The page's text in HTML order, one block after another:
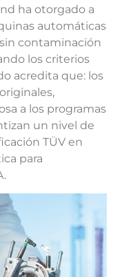
ha otorgado a
automáticas
contaminación
los criterios
acredita que: los
a los programas
un nivel de
TÜV en
para